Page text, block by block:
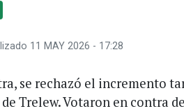
11 MAY 2026 - 17:28
se rechazó el incremento
Trelew. Votaron en contra